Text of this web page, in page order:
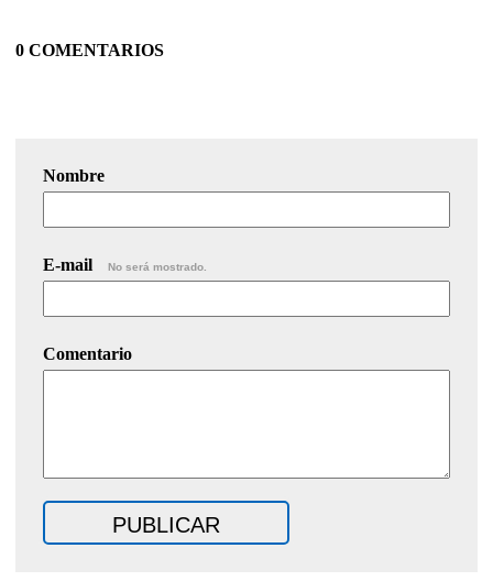
0 COMENTARIOS
Nombre
E-mail No será mostrado.
Comentario